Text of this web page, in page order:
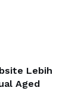
Lebih
Aged